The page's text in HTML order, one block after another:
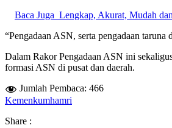
Baca Juga Lengkap, Akurat, Mudah
“Pengadaan ASN, serta pengadaan
Dalam Rakor Pengadaan ASN ini
formasi ASN di pusat dan daerah.
Jumlah Pembaca: 466
Kemenkumhamri
Share :